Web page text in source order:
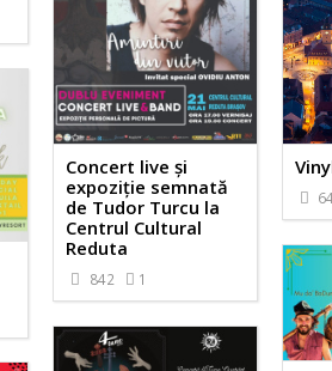
Concert live și
expoziție semnată
de Tudor Turcu la
Centrul Cultural
Reduta
842 1